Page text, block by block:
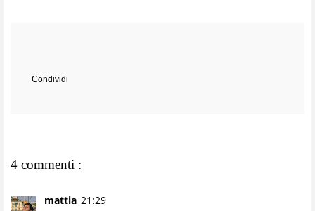
Condividi
4 commenti :
mattia 21:29